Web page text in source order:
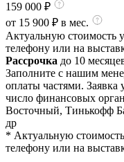
159 000 ₽
от 15 900 ₽ в мес.
Актуальную стоимость
телефону или на
Рассрочка до 10
Заполните с нашим
оплаты частями. Заявка
число финансовых
Восточный, Тинькофф
др
* Актуальную
телефону или на